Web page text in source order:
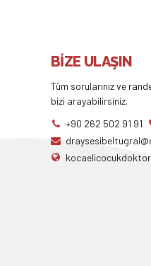
BİZE ULAŞIN
Tüm sorularınız ve
bizi arayabilirsiniz.
+90 262 502 91 91